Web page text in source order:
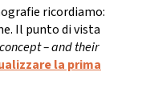
ricordiamo:
Il punto di vista
– and their
la prima